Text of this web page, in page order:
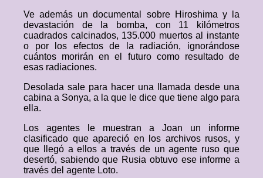
Ve además un documental sobre Hiroshima y la
devastación de la bomba, con 11 kilómetros
cuadrados calcinados, 135.000 muertos al instante
o por los efectos de la radiación, ignorándose
cuántos morirán en el futuro como resultado de
esas radiaciones.
Desolada sale para hacer una llamada desde una
cabina a Sonya, a la que le dice que tiene algo para
ella.
Los agentes le muestran a Joan un informe
clasificado que apareció en los archivos rusos, y
que llegó a ellos a través de un agente ruso que
desertó, sabiendo que Rusia obtuvo ese informe a
través del agente Loto.